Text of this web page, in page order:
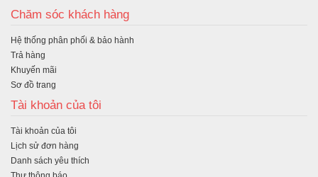
Chăm sóc khách hàng
Hệ thống phân phối & bảo hành
Trả hàng
Khuyến mãi
Sơ đồ trang
Tài khoản của tôi
Tài khoản của tôi
Lịch sử đơn hàng
Danh sách yêu thích